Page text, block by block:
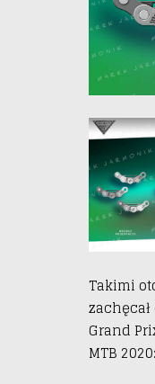
Takimi
Grand
MTB 2020: